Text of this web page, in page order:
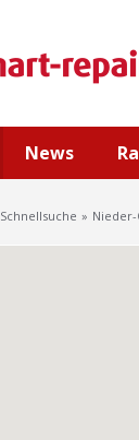
News
Schnellsuche